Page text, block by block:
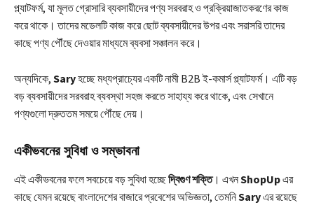
প্ল্যাটফর্ম, যা মূলত গ্রোসারি ব্যবসায়ীদের পণ্য সরবরাহ ও প্রক্রিয়াজাতকরণের কাজ
করে থাকে। তাদের মডেলটি কাজ করে ছোট ব্যবসায়ীদের উপর এবং সরাসরি তাদের
কাছে পণ্য পৌঁছে দেওয়ার মাধ্যমে ব্যবসা সঞ্চালন করে।
অন্যদিকে, Saryহচ্ছে মধ্যপ্রাচ্যের একটি নামী B2B ই-কমার্স প্ল্যাটফর্ম। এটি বড়
বড় ব্যবসায়ীদের সরবরাহ ব্যবস্থা সহজ করতে সাহায্য করে থাকে, এবং সেখানে
পণ্যগুলো দ্রুততম সময়ে পৌঁছে দেয়।
একীভবনের সুবিধা ও সম্ভাবনা
এই একীভবনের ফলে সবচেয়ে বড় সুবিধা হচ্ছেদ্বিগুণ শক্তি। এখনShopUpএর
কাছে যেমন রয়েছে বাংলাদেশের বাজারে প্রবেশের অভিজ্ঞতা, তেমনিSaryএর রয়েছে